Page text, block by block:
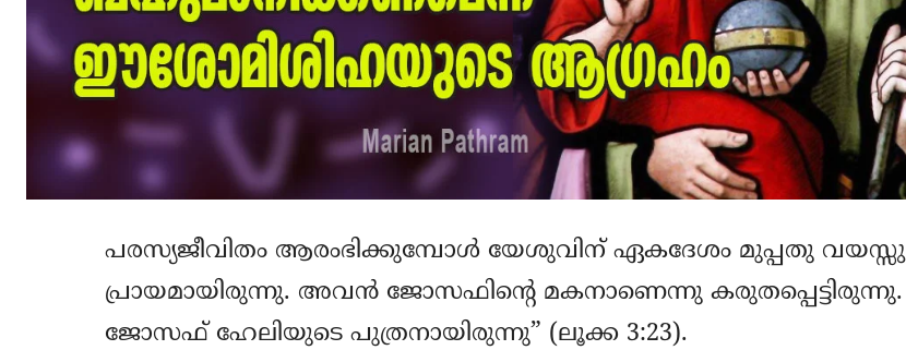
പരസ്യജീവിതം ആരംഭിക്കുമ്പോള്‍ യേശുവിന് ഏകദേശം മുപ്പതു വയസ്സു
പ്രായമായിരുന്നു. അവന്‍ ജോസഫിന്റെ മകനാണെന്നു കരുതപ്പെട്ടിരുന്നു.
ജോസഫ് ഹേലിയുടെ പുത്രനായിരുന്നു” (ലൂക്ക 3:23).